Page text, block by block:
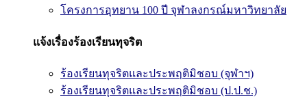
โครงการอุทยาน 100 ปี จุฬาลงกรณ์มหาวิทยาลัย
แจ้งเรื่องร้องเรียนทุจริต
ร้องเรียนทุจริตและประพฤติมิชอบ (จุฬาฯ)
ร้องเรียนทุจริตและประพฤติมิชอบ (ป.ป.ช.)